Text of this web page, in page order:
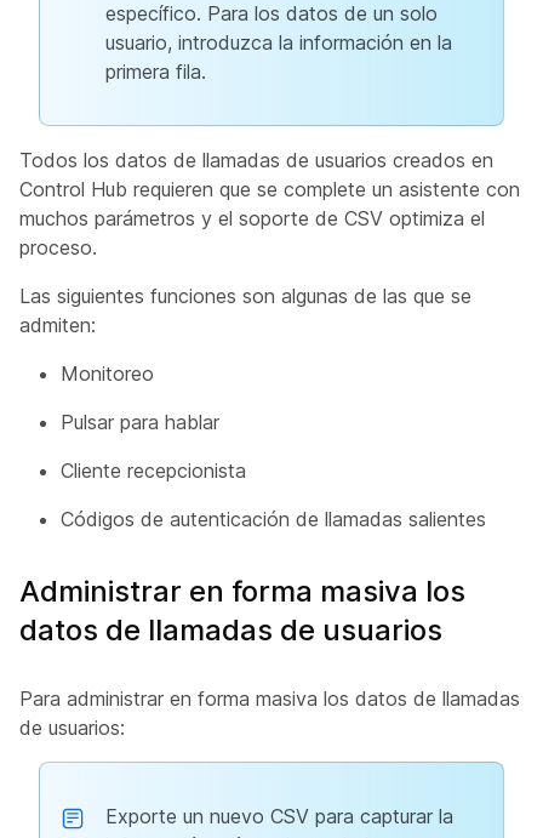
específico. Para los datos de un solo
usuario, introduzca la información en la
primera fila.
Todos los datos de llamadas de usuarios creados en
Control Hub requieren que se complete un asistente con
muchos parámetros y el soporte de CSV optimiza el
proceso.
Las siguientes funciones son algunas de las que se
admiten:
Monitoreo
Pulsar para hablar
Cliente recepcionista
Códigos de autenticación de llamadas salientes
Administrar en forma masiva los
datos de llamadas de usuarios
Para administrar en forma masiva los datos de llamadas
de usuarios:
Exporte un nuevo CSV para capturar la